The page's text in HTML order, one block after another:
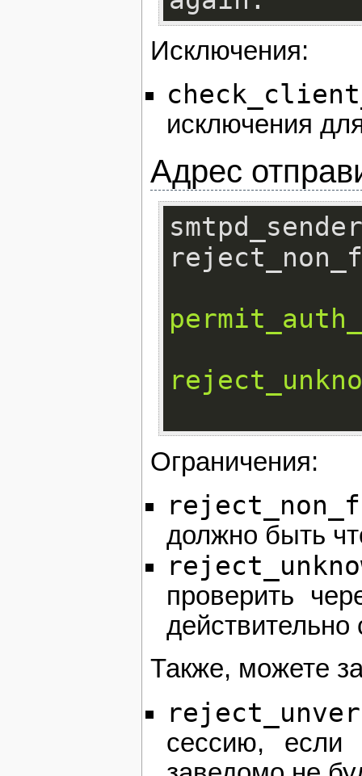
Исключения:
исключения
Адрес
Ограничения:
должно быть
проверить
действительно
Также, можете
сессию, если